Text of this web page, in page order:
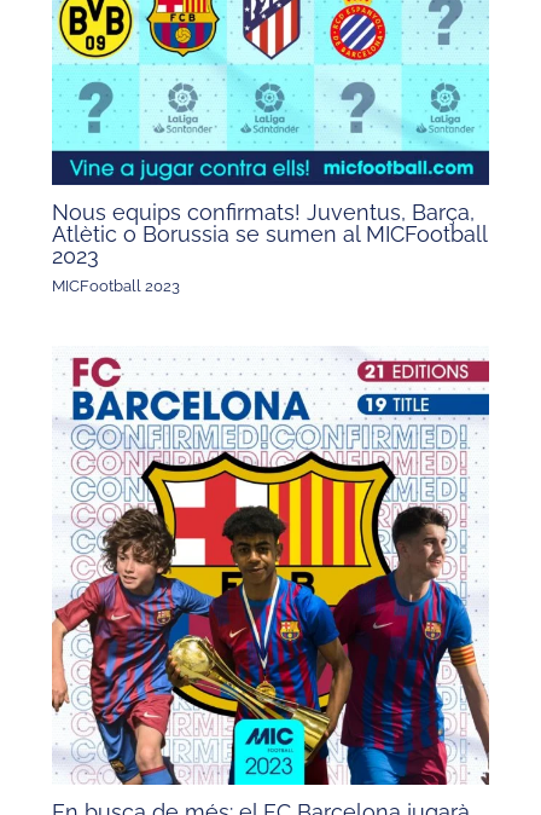
Nous equips confirmats! Juventus, Barça,
Atlètic o Borussia se sumen al MICFootball
2023
MICFootball 2023